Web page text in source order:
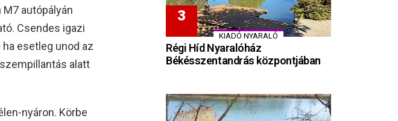
autópályán
Csendes igazi
esetleg unod az
alatt
nyáron. Körbe
KIADÓ NYARALÓ
Régi Híd Nyaralóház
Békésszentandrás központjában